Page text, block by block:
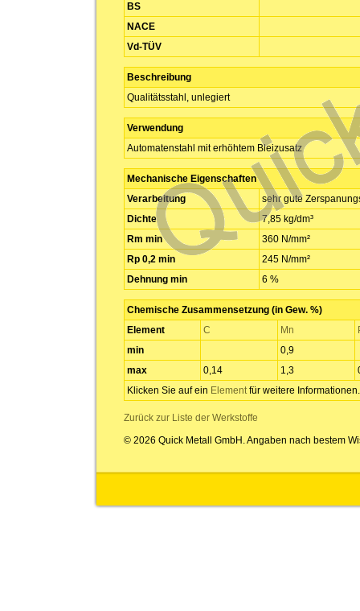
BS
NACE
Vd-TÜV
Beschreibung
Qualitätsstahl, unlegiert
Verwendung
Automatenstahl mit erhöhtem Bleizusatz
Mechanische Eigenschaften
Verarbeitung
sehr gute
Dichte
7,85 kg/dm³
Rm min
360 N/mm²
Rp 0,2 min
245 N/mm²
Dehnung min
6 %
Chemische Zusammensetzung (in Gew. %)
Element
C Mn
min
0,9
max
0,14 1,3
Klicken Sie auf ein Elementfür weitere Informationen.
Zurück zur Liste der Werkstoffe
© 2026 Quick Metall GmbH. Angaben nach bestem